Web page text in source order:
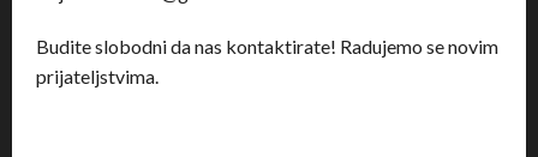
Budite slobodni da nas kontaktirate! Radujemo se novim
prijateljstvima.